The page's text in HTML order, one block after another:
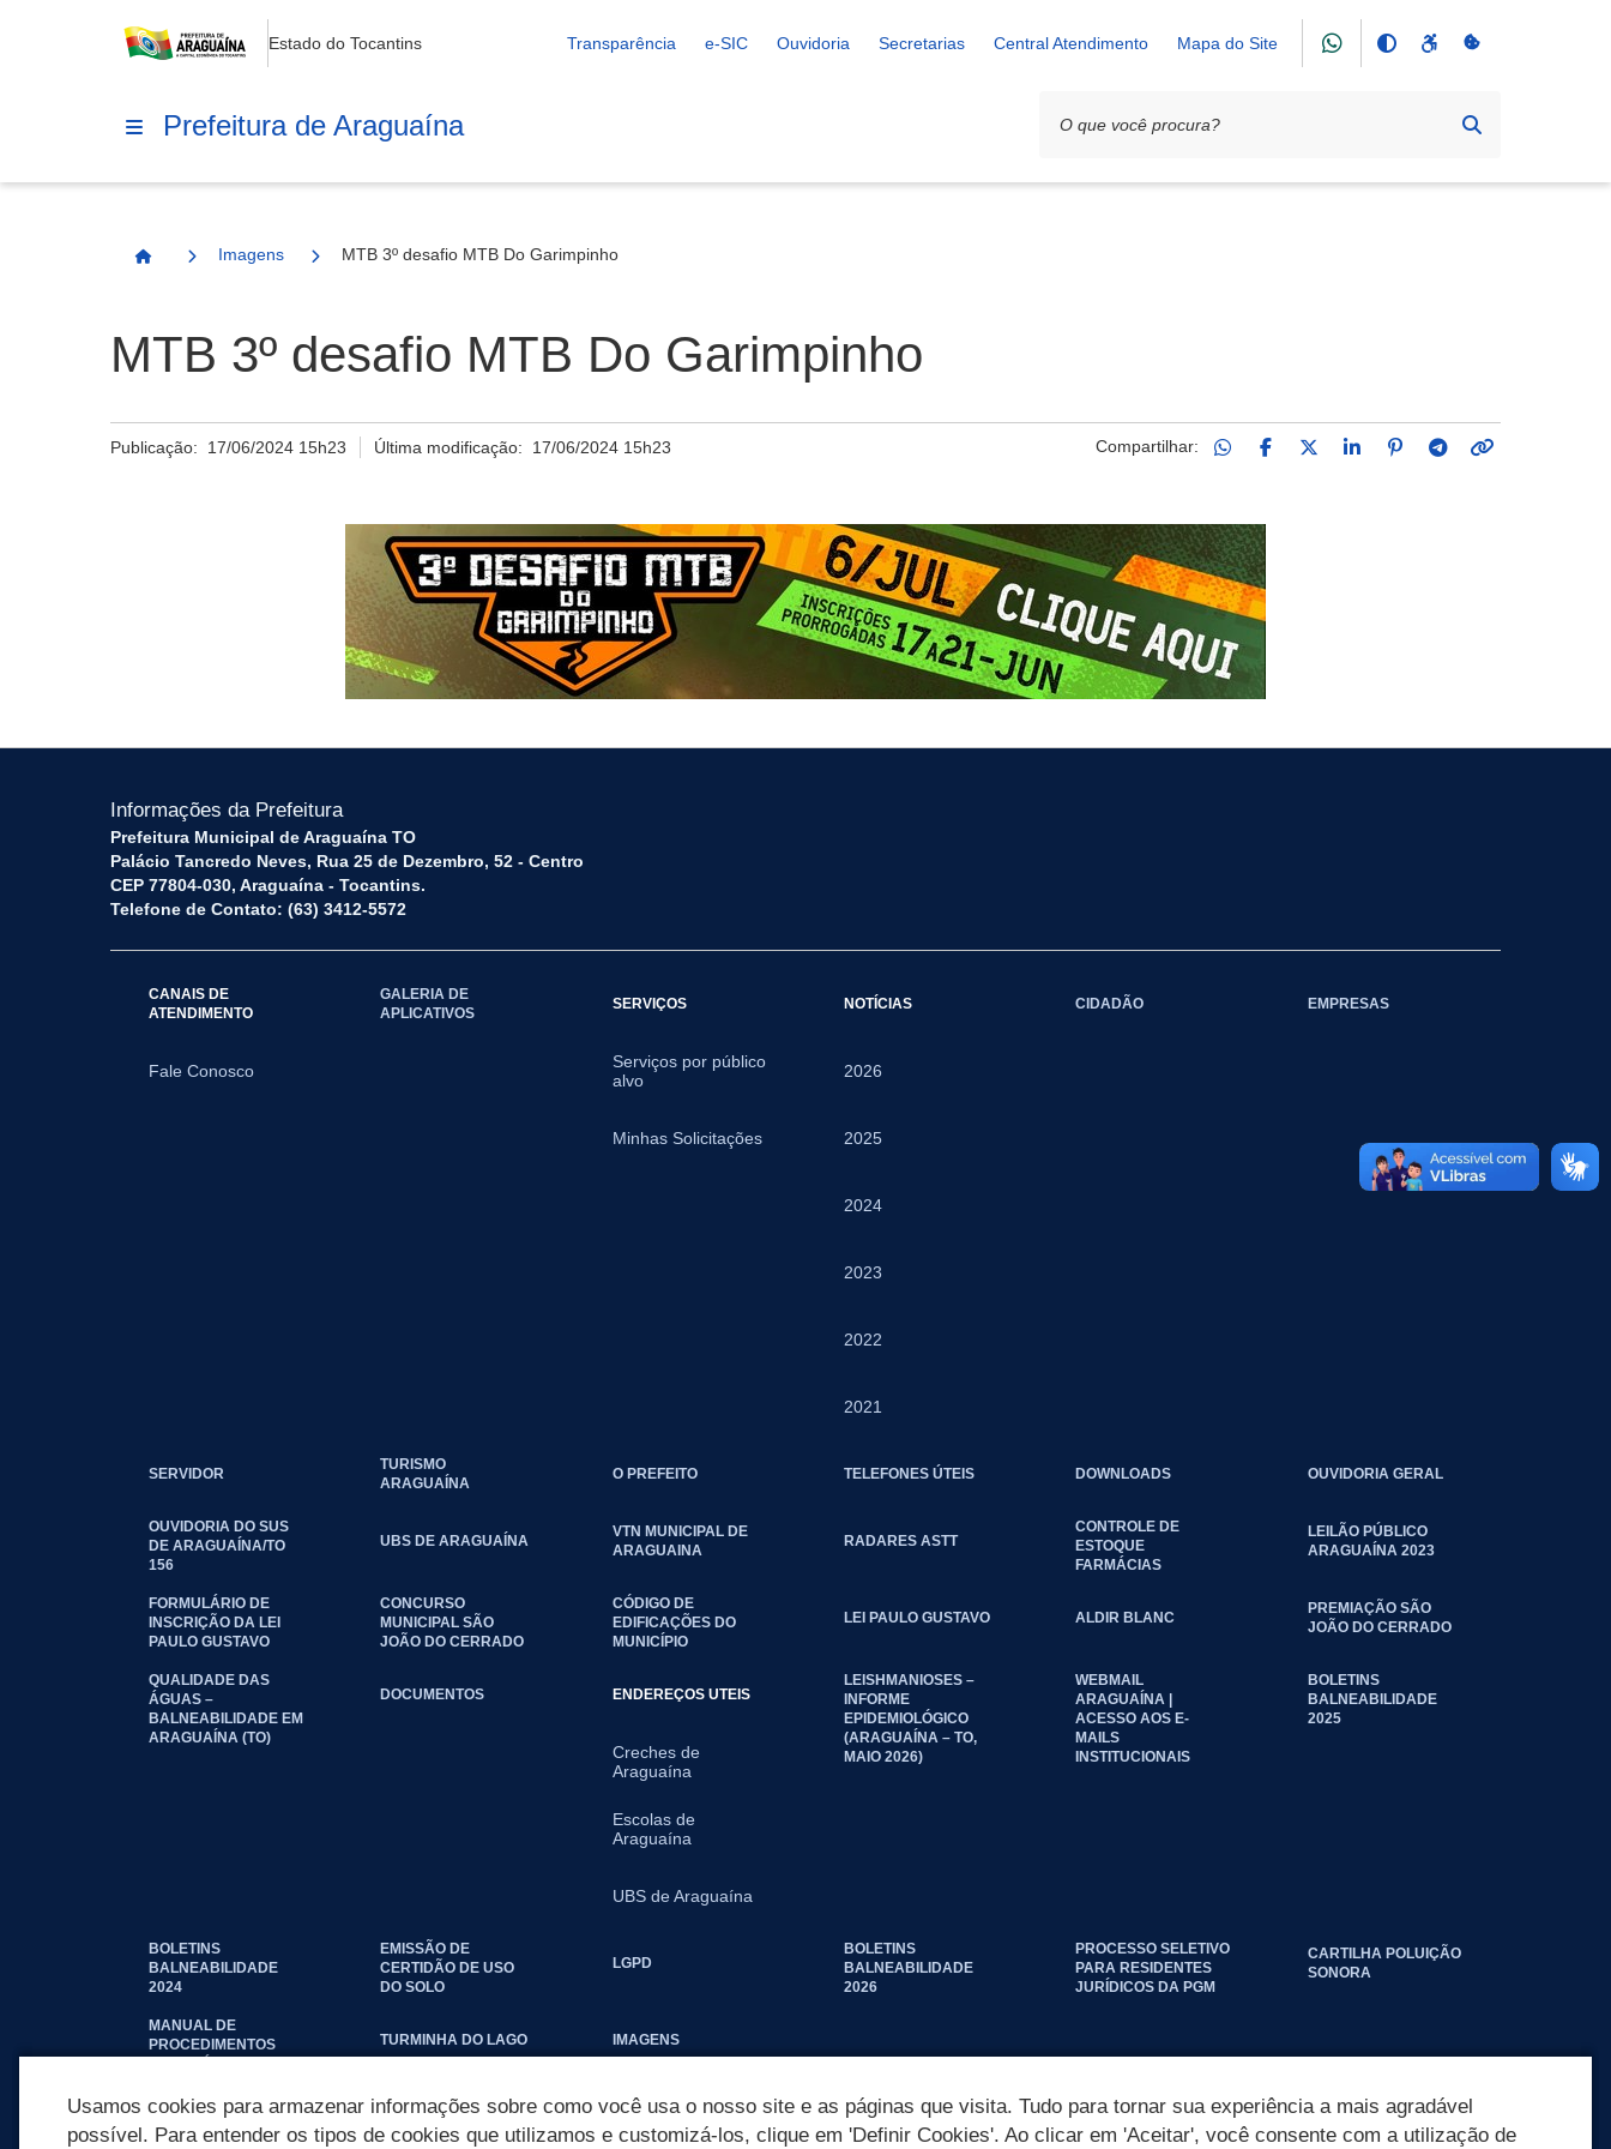
Estado do Tocantins Transparência e-SIC Ouvidoria Secretarias Central Atendimento Mapa do Site
Prefeitura de Araguaína
Página Inicial
Imagens MTB 3º desafio MTB Do Garimpinho
MTB 3º desafio MTB Do Garimpinho
Publicação: 17/06/2024 15h23 Última modificação: 17/06/2024 15h23 Compartilhar:
Informações da Prefeitura
Prefeitura Municipal de Araguaína TO
Palácio Tancredo Neves, Rua 25 de Dezembro, 52 - Centro
CEP 77804-030, Araguaína - Tocantins.
Telefone de Contato: (63) 3412-5572
CANAIS DE
ATENDIMENTO
Fale Conosco
GALERIA DE
APLICATIVOS
SERVIÇOS
Serviços por público
alvo
Minhas Solicitações
NOTÍCIAS
2026
2025
2024
2023
2022
2021
CIDADÃO EMPRESAS
SERVIDOR
TURISMO
ARAGUAÍNA
O PREFEITO TELEFONES ÚTEIS DOWNLOADS OUVIDORIA GERAL
OUVIDORIA DO SUS
DE ARAGUAÍNA/TO
156
UBS DE ARAGUAÍNA
VTN MUNICIPAL DE
ARAGUAINA
RADARES ASTT
CONTROLE DE
ESTOQUE
FARMÁCIAS
LEILÃO PÚBLICO
ARAGUAÍNA 2023
FORMULÁRIO DE
INSCRIÇÃO DA LEI
PAULO GUSTAVO
CONCURSO
MUNICIPAL SÃO
JOÃO DO CERRADO
CÓDIGO DE
EDIFICAÇÕES DO
MUNICÍPIO
LEI PAULO GUSTAVO ALDIR BLANC
PREMIAÇÃO SÃO
JOÃO DO CERRADO
QUALIDADE DAS
ÁGUAS –
BALNEABILIDADE EM
ARAGUAÍNA (TO)
DOCUMENTOS ENDEREÇOS UTEIS
Creches de
Araguaína
Escolas de
Araguaína
UBS de Araguaína
LEISHMANIOSES –
INFORME
EPIDEMIOLÓGICO
(ARAGUAÍNA – TO,
MAIO 2026)
WEBMAIL
ARAGUAÍNA |
ACESSO AOS E-
MAILS
INSTITUCIONAIS
BOLETINS
BALNEABILIDADE
2025
BOLETINS
BALNEABILIDADE
2024
EMISSÃO DE
CERTIDÃO DE USO
DO SOLO
LGPD
BOLETINS
BALNEABILIDADE
2026
PROCESSO SELETIVO
PARA RESIDENTES
JURÍDICOS DA PGM
CARTILHA POLUIÇÃO
SONORA
MANUAL DE
PROCEDIMENTOS
TURMINHA DO LAGO IMAGENS
Usamos cookies para armazenar informações sobre como você usa o nosso site e as páginas que visita. Tudo para tornar sua experiência a mais agradável
possível. Para entender os tipos de cookies que utilizamos e customizá-los, clique em 'Definir Cookies'. Ao clicar em 'Aceitar', você consente com a utilização de